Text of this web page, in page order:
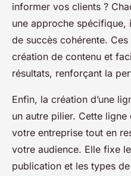
informer vos clients ?
une approche spécifique,
de succès cohérente.
création de contenu et
résultats, renforçant la
Enfin, la création d’une
un autre pilier. Cette
votre entreprise tout en
votre audience. Elle fixe
publication et les types